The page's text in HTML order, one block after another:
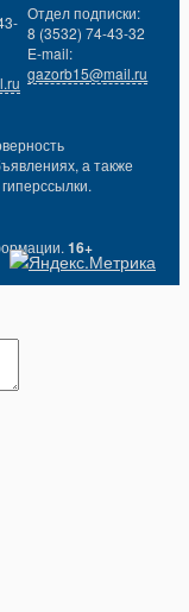
Отдел подписки:
8 (3532) 74-43-32
E-mail:
gazorb15@mail.ru
а также
16+